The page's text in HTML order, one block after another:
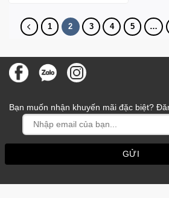
1 2 3 4 5 …
Bạn muốn nhận khuyến mãi đặc biệt?